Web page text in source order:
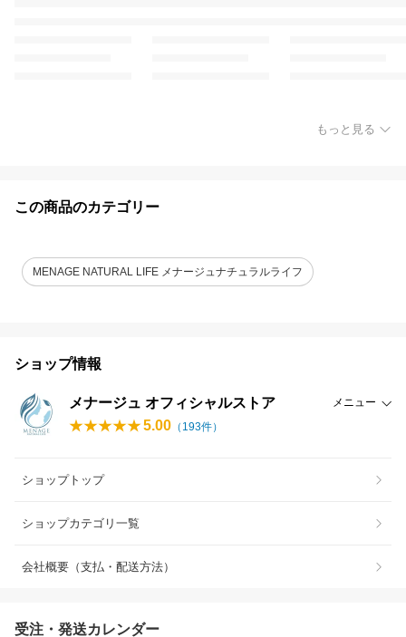
もっと見る
この商品のカテゴリー
MENAGE NATURAL LIFE メナージュナチュラルライフ
ショップ情報
メナージュ オフィシャルストア メニュー
5.00 （ 193件）
ショップトップ
ショップカテゴリ一覧
会社概要（支払・配送方法）
受注・発送カレンダー